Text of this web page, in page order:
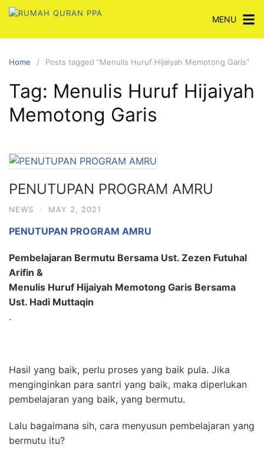
Skip
content
MENU
Home Posts tagged “Menulis Huruf Hijaiyah Memotong Garis”
Tag: Menulis Huruf Hijaiyah
Memotong Garis
PENUTUPAN PROGRAM AMRU
NEWS · MAY 2, 2021
PENUTUPAN PROGRAM AMRU
Pembelajaran Bermutu Bersama Ust. Zezen Futuhal
Arifin &
Menulis Huruf Hijaiyah Memotong Garis Bersama
Ust. Hadi Muttaqin
.
Hasil yang baik, perlu proses yang baik pula. Jika
menginginkan para santri yang baik, maka diperlukan
pembelajaran yang baik, yang bermutu.
Lalu bagaimana sih, cara menyusun pembelajaran yang
bermutu itu?